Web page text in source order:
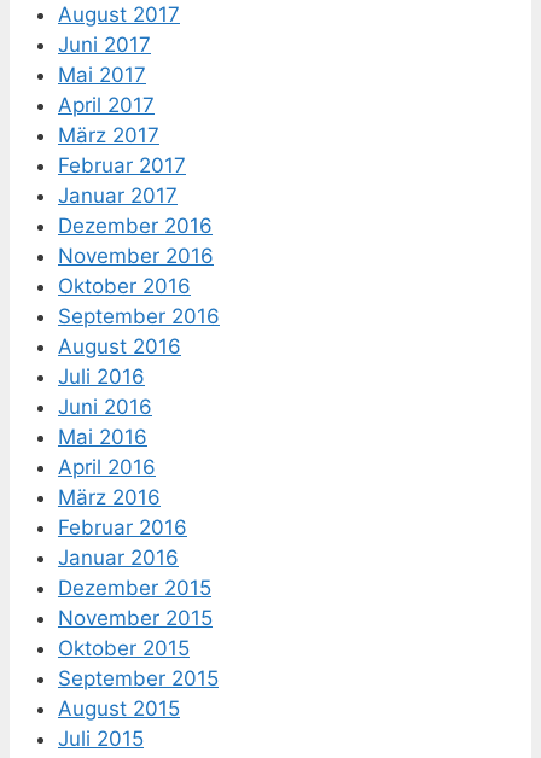
August 2017
Juni 2017
Mai 2017
April 2017
März 2017
Februar 2017
Januar 2017
Dezember 2016
November 2016
Oktober 2016
September 2016
August 2016
Juli 2016
Juni 2016
Mai 2016
April 2016
März 2016
Februar 2016
Januar 2016
Dezember 2015
November 2015
Oktober 2015
September 2015
August 2015
Juli 2015